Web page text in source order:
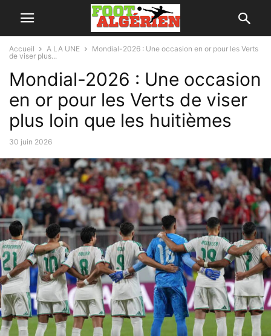
Accueil A LA UNE
Mondial-2026 : Une occasion en or pour les Verts
de viser plus...
Mondial-2026 : Une occasion
en or pour les Verts de viser
plus loin que les huitièmes
30 juin 2026